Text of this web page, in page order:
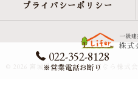
022-352-8128
※営業電話お断り
プライバシーポリシー
© 2026 宮城県仙台の注文住宅なら株式